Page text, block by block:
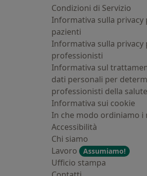
Condizioni di Servizio
Informativa sulla privacy
pazienti
Informativa sulla privacy
professionisti
Informativa sul
dati personali per
professionisti della salute
Informativa sui cookie
In che modo ordiniamo i
Accessibilità
Chi siamo
Lavoro
Assumiamo!
Ufficio stampa